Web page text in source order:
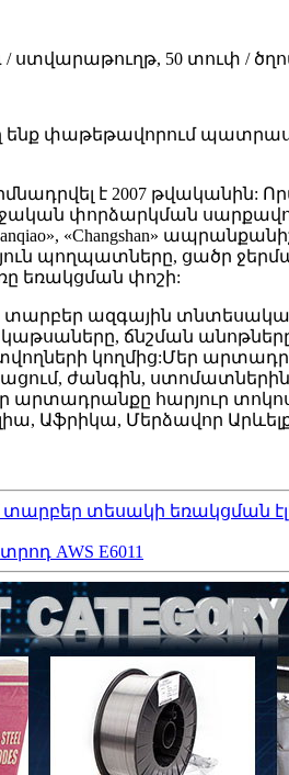
50 տուփ /
ենք փաթեթավորում
ն հիմնադրվել է 2007
փորձարկման
«Changshan»
պողպատները, ցածր
եռակցման փոշի:
ազգային տնտեսական
ճնշման
կողմից:Մեր
ժանգին,
արտադրանքը հարյուր
Աֆրիկա, Մերձավոր
տարբեր տեսակի եռակցման
AWS E6011